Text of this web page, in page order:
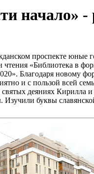
начало»
проспекте юные
«Библиотека в
Благодаря новому
и с пользой всей
деяниях Кирилла
Изучили буквы